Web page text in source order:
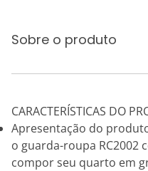
Sobre o produto
CARACTERÍSTICAS DO
Apresentação do
o guarda-roupa RC2002
compor seu quarto em